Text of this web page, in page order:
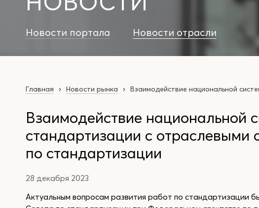
Новости портала Новости отрасли
Главная Новости рынка Взаимодействие национальной
Взаимодействие национальной
стандартизации с отраслевыми
по стандартизации
28 декабря 2023
Актуальным вопросам развития работ по стандартизации